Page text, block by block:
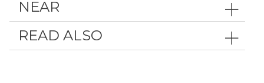
NEAR
READ ALSO